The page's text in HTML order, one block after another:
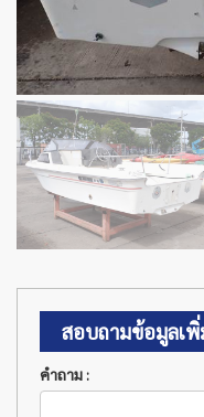
สอบถามข้อมูลเพิ่
คำถาม :